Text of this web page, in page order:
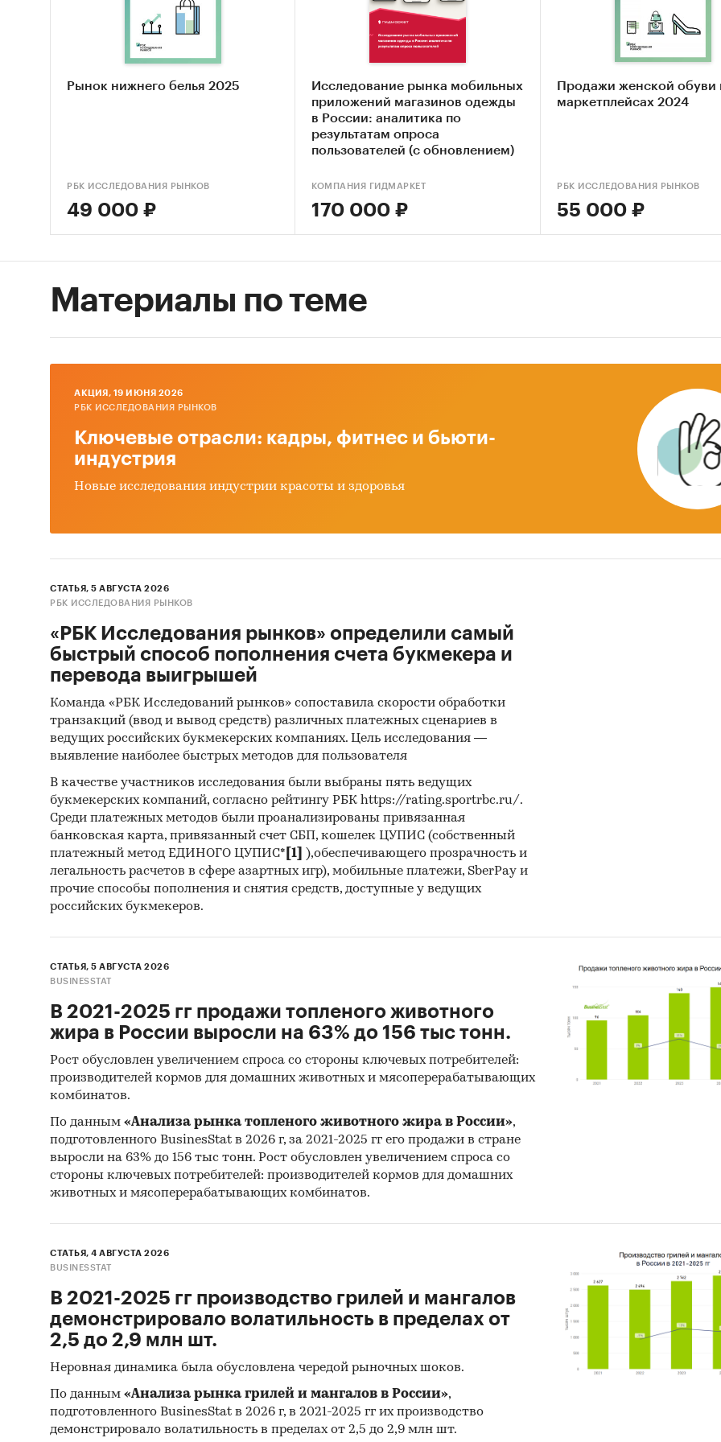
Рынок нижнего белья 2025
РБК ИССЛЕДОВАНИЯ РЫНКОВ
49 000 ₽
Исследование рынка мобильных
приложений магазинов одежды
в России: аналитика по
результатам опроса
пользователей (с обновлением)
КОМПАНИЯ ГИДМАРКЕТ
170 000 ₽
Продажи женской обуви
маркетплейсах 2024
РБК ИССЛЕДОВАНИЯ РЫНКОВ
55 000 ₽
Материалы по теме
AКЦИЯ, 19 ИЮНЯ 2026
РБК ИССЛЕДОВАНИЯ РЫНКОВ
Ключевые отрасли: кадры, фитнес и бьюти-
индустрия
Новые исследования индустрии красоты и здоровья
СТАТЬЯ, 5 АВГУСТА 2026
РБК ИССЛЕДОВАНИЯ РЫНКОВ
«РБК Исследования рынков» определили самый
быстрый способ пополнения счета букмекера и
перевода выигрышей
Команда «РБК Исследований рынков» сопоставила скорости обработки
транзакций (ввод и вывод средств) различных платежных сценариев в
ведущих российских букмекерских компаниях. Цель исследования —
выявление наиболее быстрых методов для пользователя
В качестве участников исследования были выбраны пять ведущих
букмекерских компаний, согласно рейтингу РБК https://rating.sportrbc.ru/.
Среди платежных методов были проанализированы привязанная
банковская карта, привязанный счет СБП, кошелек ЦУПИС (собственный
платежный метод ЕДИНОГО ЦУПИС* [1]
),обеспечивающего прозрачность и
легальность расчетов в сфере азартных игр), мобильные платежи, SberPay и
прочие способы пополнения и снятия средств, доступные у ведущих
российских букмекеров.
СТАТЬЯ, 5 АВГУСТА 2026
BUSINESSTAT
В 2021-2025 гг продажи топленого животного
жира в России выросли на 63% до 156 тыс тонн.
Рост обусловлен увеличением спроса со стороны ключевых потребителей:
производителей кормов для домашних животных и мясоперерабатывающих
комбинатов.
По данным «Анализа рынка топленого животного жира в России»,
подготовленного BusinesStat в 2026 г, за 2021-2025 гг его продажи в стране
выросли на 63% до 156 тыс тонн. Рост обусловлен увеличением спроса со
стороны ключевых потребителей: производителей кормов для домашних
животных и мясоперерабатывающих комбинатов.
СТАТЬЯ, 4 АВГУСТА 2026
BUSINESSTAT
В 2021-2025 гг производство грилей и мангалов
демонстрировало волатильность в пределах от
2,5 до 2,9 млн шт.
Неровная динамика была обусловлена чередой рыночных шоков.
По данным «Анализа рынка грилей и мангалов в России»,
подготовленного BusinesStat в 2026 г, в 2021-2025 гг их производство
демонстрировало волатильность в пределах от 2,5 до 2,9 млн шт.